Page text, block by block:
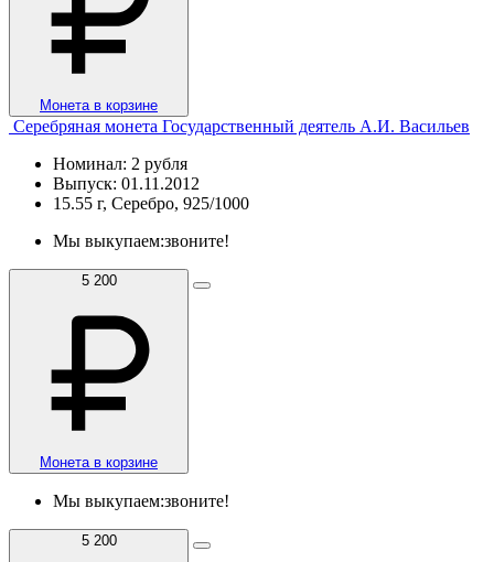
Монета в корзине
Серебряная монета Государственный деятель А.И. Васильев
Номинал: 2 рубля
Выпуск: 01.11.2012
15.55 г, Серебро, 925/1000
Мы выкупаем:звоните!
5 200
Монета в корзине
Мы выкупаем:звоните!
5 200